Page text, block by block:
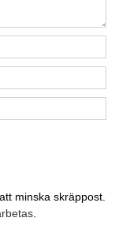
minska skräppost.
.